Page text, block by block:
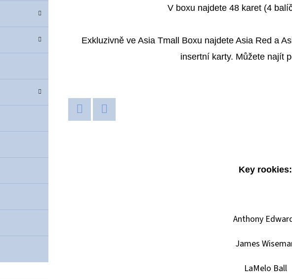
hvězdiček.
V boxu najdete 48 karet (4
Exkluzivně ve Asia Tmall Boxu najdete Asia Red a
insertní karty. Můžete najít
Key rookies:
Anthony
James
LaMelo Ball